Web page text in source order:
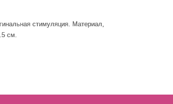
стимуляция. Материал,
см.